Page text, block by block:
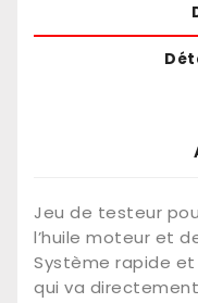
Jeu de testeur
l’huile moteur et
Système rapide
qui va